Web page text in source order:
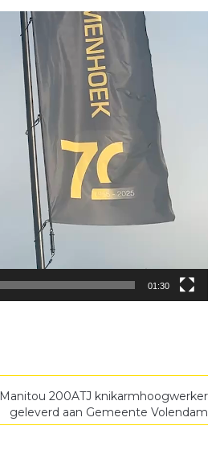
01:30
Manitou 200ATJ knikarmhoogwerker
geleverd aan Gemeente Volendam